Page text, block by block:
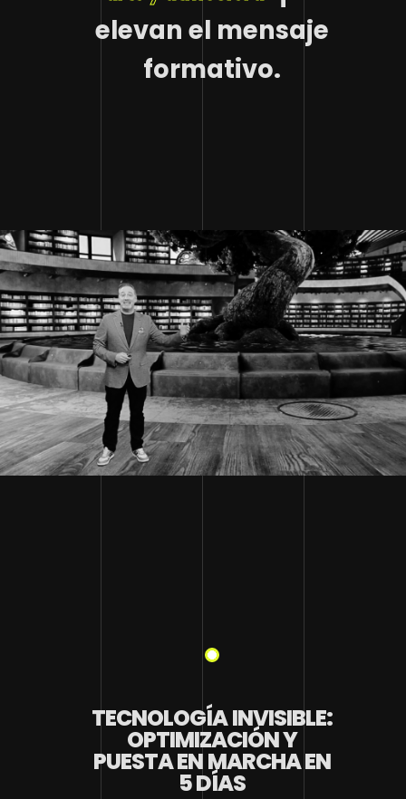
elevan el mensaje
formativo.
TECNOLOGÍA INVISIBLE:
OPTIMIZACIÓN Y
PUESTA EN MARCHA EN
5 DÍAS